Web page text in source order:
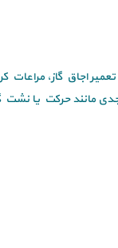
اجاق گاز،
مانند حرکت یا نشت